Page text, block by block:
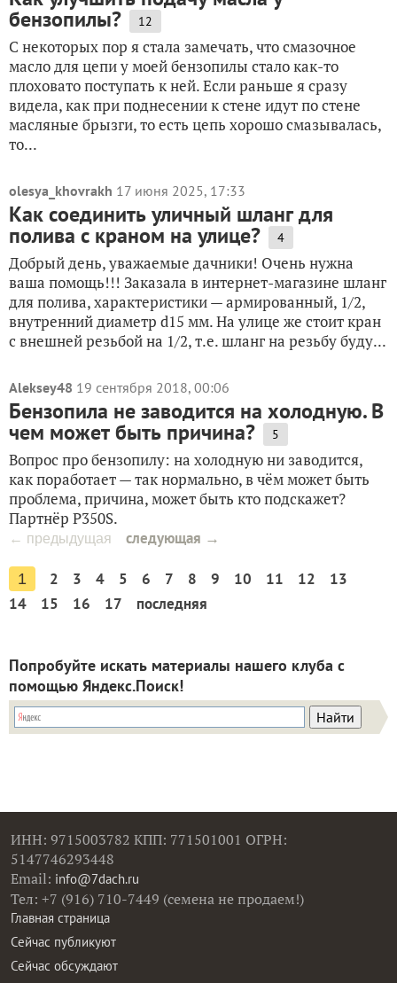
бензопилы? 12
С некоторых пор я стала замечать, что смазочное
масло для цепи у моей бензопилы стало как-то
плоховато поступать к ней. Если раньше я сразу
видела, как при поднесении к стене идут по стене
масляные брызги, то есть цепь хорошо смазывалась,
то...
olesya_khovrakh 17 июня 2025, 17:33
Как соединить уличный шланг для
полива с краном на улице? 4
Добрый день, уважаемые дачники! Очень нужна
ваша помощь!!! Заказала в интернет-магазине шланг
для полива, характеристики — армированный, 1/2,
внутренний диаметр d15 мм. На улице же стоит кран
с внешней резьбой на 1/2, т.е. шланг на резьбу буду...
Aleksey48 19 сентября 2018, 00:06
Бензопила не заводится на холодную. В
чем может быть причина? 5
Вопрос про бензопилу: на холодную ни заводится,
как поработает — так нормально, в чём может быть
проблема, причина, может быть кто подскажет?
Партнёр P350S.
← предыдущая следующая →
1 2 3 4 5 6 7 8 9 10 11 12
13
14
15 16 17 последняя
Попробуйте искать материалы нашего клуба с
помощью Яндекс.Поиск!
ИНН: 9715003782 КПП: 771501001 ОГРН:
5147746293448
Email: info@7dach.ru
Тел: +7 (916) 710-7449 (семена не продаем!)
Главная страница
Сейчас публикуют
Сейчас обсуждают